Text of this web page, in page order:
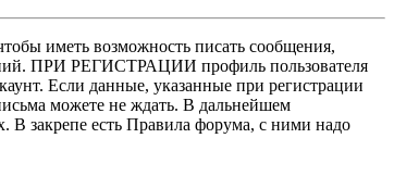
иметь возможность писать сообщения,
ПРИ РЕГИСТРАЦИИ профиль пользователя
Если данные, указанные при регистрации
можете не ждать. В дальнейшем
В закрепе есть Правила форума, с ними надо